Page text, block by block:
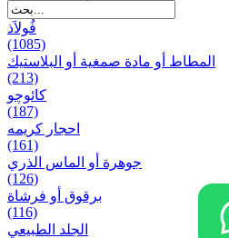
فُولاَذ
(1085)
المطاط أو مادة صمغية أو البلاستيك
(213)
کائوچو
(187)
احجار کریمه
(161)
جوهرة أو الماس الذري
(126)
برقوق أو فرشاة
(116)
الجلد الطبيعي